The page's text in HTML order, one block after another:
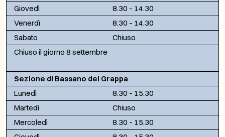
Giovedì
8.30 – 14.30
Venerdì
8.30 – 14.30
Sabato
Chiuso
Chiuso il giorno 8 settembre
Sezione di Bassano del Grappa
Lunedì
8.30 – 15.30
Martedì
Chiuso
Mercoledì
8.30 – 15.30